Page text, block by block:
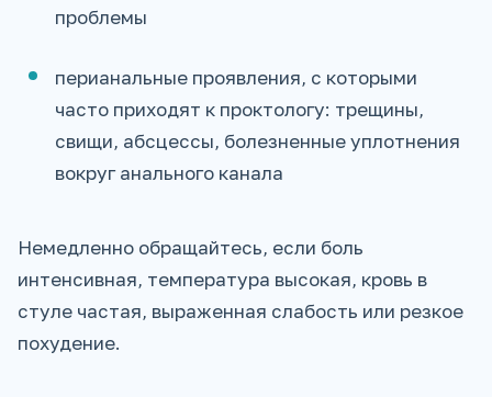
проблемы
перианальные проявления, с которыми
часто приходят к проктологу: трещины,
свищи, абсцессы, болезненные уплотнения
вокруг анального канала
Немедленно обращайтесь, если боль
интенсивная, температура высокая, кровь в
стуле частая, выраженная слабость или резкое
похудение.